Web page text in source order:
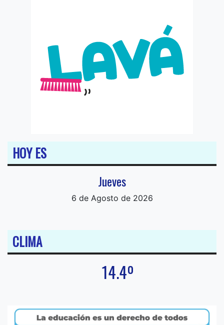
HOY ES
Jueves
6 de Agosto de 2026
CLIMA
14.4º